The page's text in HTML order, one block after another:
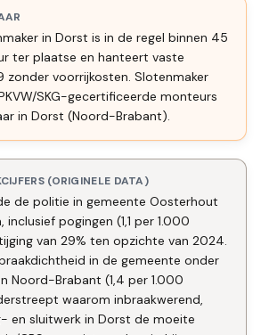
in Dorst is in de regel binnen 45
ter plaatse en hanteert vaste
zonder voorrijkosten. Slotenmaker
SKG-gecertificeerde monteurs
in Dorst (Noord-Brabant).
(ORIGINELE DATA)
de politie in gemeente Oosterhout
pogingen (1,1 per 1.000
van 29% ten opzichte van 2024.
in de gemeente onder
Noord-Brabant (1,4 per 1.000
waarom inbraakwerend,
en sluitwerk in Dorst de moeite